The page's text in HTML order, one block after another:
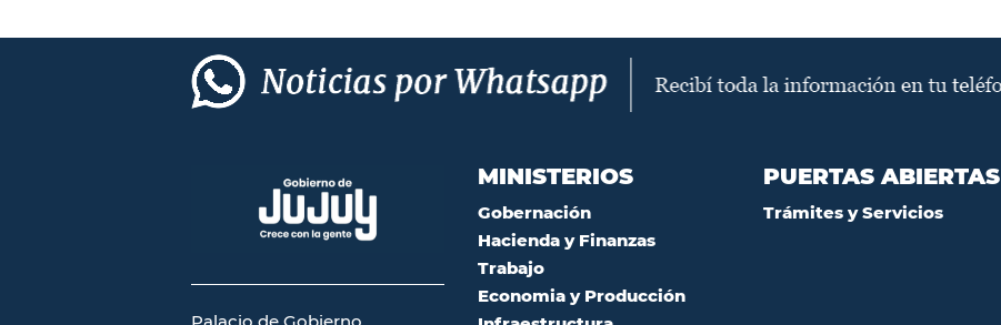
Palacio de Gobierno
MINISTERIOS
Gobernación
Hacienda y Finanzas
Trabajo
Economia y Producción
PUERTAS ABIERTAS
Trámites y Servicios